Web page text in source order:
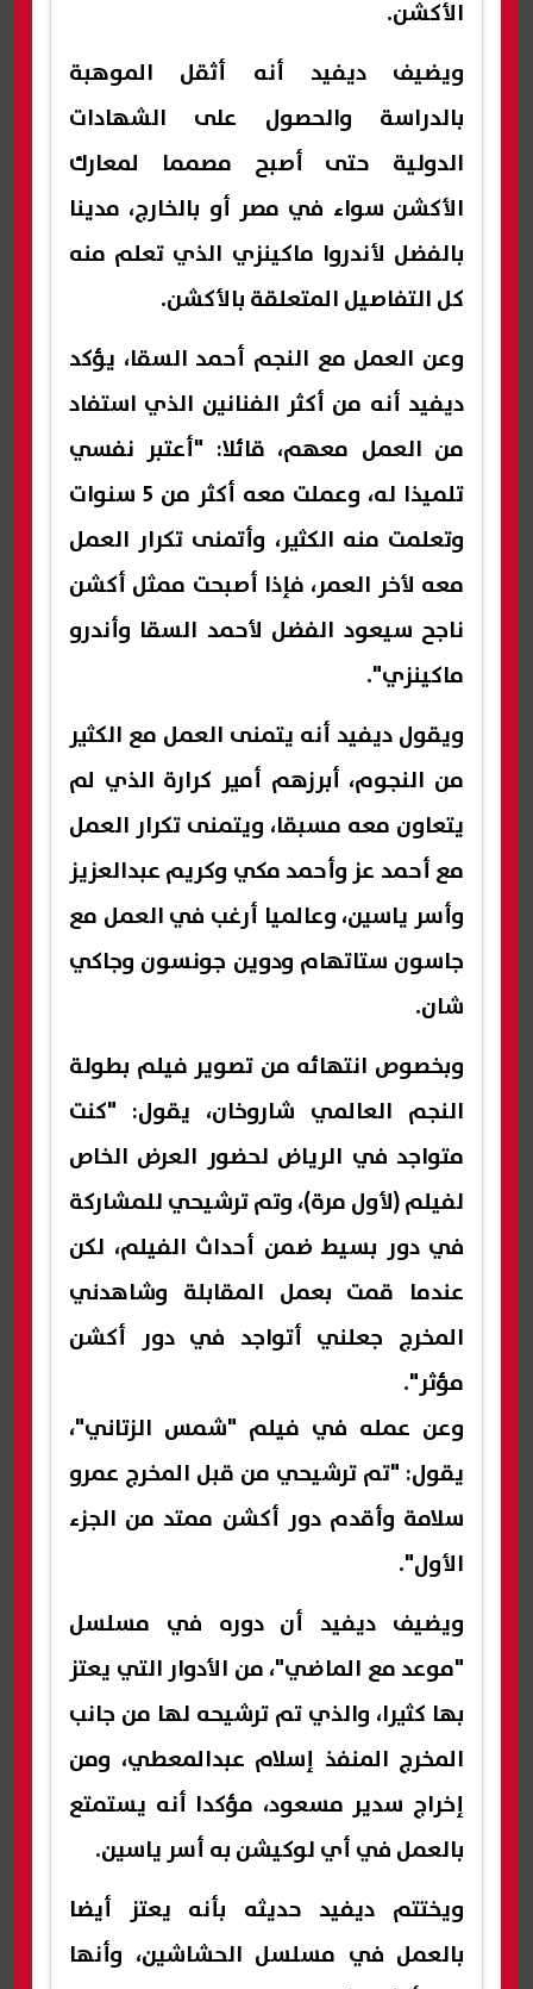
الأكشن.
ويضيف ديفيد أنه أثقل الموهبة
بالدراسة والحصول على الشهادات
الدولية حتى أصبح مصمما لمعارك
الأكشن سواء في مصر أو بالخارج، مدينا
بالفضل لأندروا ماكينزي الذي تعلم منه
كل التفاصيل المتعلقة بالأكشن.
وعن العمل مع النجم أحمد السقا، يؤكد
ديفيد أنه من أكثر الفنانين الذي استفاد
من العمل معهم، قائلا: "أعتبر نفسي
تلميذا له، وعملت معه أكثر من 5 سنوات
وتعلمت منه الكثير، وأتمنى تكرار العمل
معه لأخر العمر، فإذا أصبحت ممثل أكشن
ناجح سيعود الفضل لأحمد السقا وأندرو
ماكينزي".
ويقول ديفيد أنه يتمنى العمل مع الكثير
من النجوم، أبرزهم أمير كرارة الذي لم
يتعاون معه مسبقا، ويتمنى تكرار العمل
مع أحمد عز وأحمد مكي وكريم عبدالعزيز
وأسر ياسين، وعالميا أرغب في العمل مع
جاسون ستاتهام ودوين جونسون وجاكي
شان.
وبخصوص انتهائه من تصوير فيلم بطولة
النجم العالمي شاروخان، يقول: "كنت
متواجد في الرياض لحضور العرض الخاص
لفيلم (لأول مرة)، وتم ترشيحي للمشاركة
في دور بسيط ضمن أحداث الفيلم، لكن
عندما قمت بعمل المقابلة وشاهدني
المخرج جعلني أتواجد في دور أكشن
مؤثر".
وعن عمله في فيلم "شمس الزتاني"،
يقول: "تم ترشيحي من قبل المخرج عمرو
سلامة وأقدم دور أكشن ممتد من الجزء
الأول".
ويضيف ديفيد أن دوره في مسلسل
"موعد مع الماضي"، من الأدوار التي يعتز
بها كثيرا، والذي تم ترشيحه لها من جانب
المخرج المنفذ إسلام عبدالمعطي، ومن
إخراج سدير مسعود، مؤكدا أنه يستمتع
بالعمل في أي لوكيشن به أسر ياسين.
ويختتم ديفيد حديثه بأنه يعتز أيضا
بالعمل في مسلسل الحشاشين، وأنها